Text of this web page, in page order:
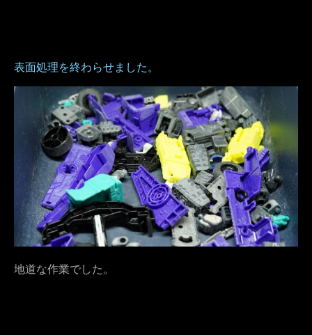
表面処理を終わらせました。
地道な作業でした。